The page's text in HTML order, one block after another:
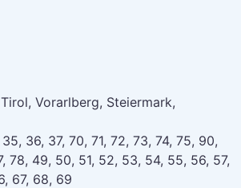
Vorarlberg, Steiermark,
36, 37, 70, 71, 72, 73, 74, 75, 90,
78, 49, 50, 51, 52, 53, 54, 55, 56, 57,
67, 68, 69